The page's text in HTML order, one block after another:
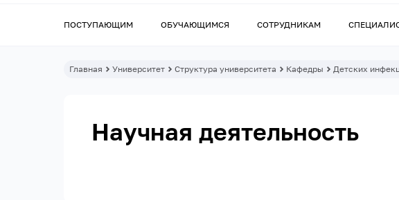
ПОСТУПАЮЩИМ ОБУЧАЮЩИМСЯ СОТРУДНИКАМ
Главная Университет Структура университета Кафедры Детских
Научная деятельность